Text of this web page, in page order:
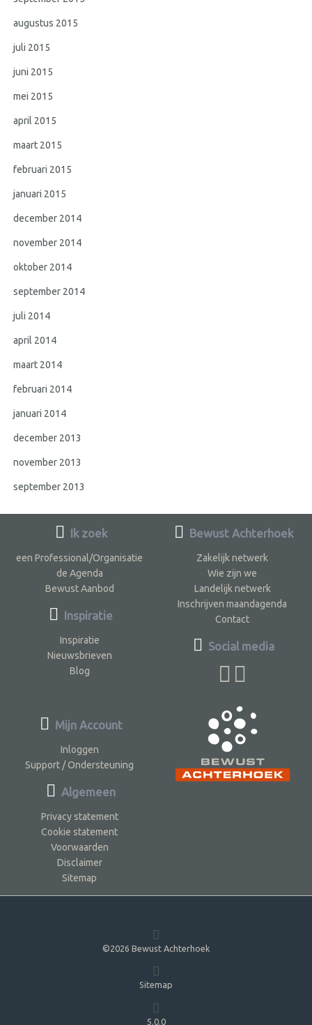
augustus 2015
juli 2015
juni 2015
mei 2015
april 2015
maart 2015
februari 2015
januari 2015
december 2014
november 2014
oktober 2014
september 2014
juli 2014
april 2014
maart 2014
februari 2014
januari 2014
december 2013
november 2013
september 2013
Ik zoek
een Professional/Organisatie
de Agenda
Bewust Aanbod
Inspiratie
Inspiratie
Nieuwsbrieven
Blog
Bewust Achterhoek
Zakelijk netwerk
Wie zijn we
Landelijk netwerk
Inschrijven maandagenda
Contact
Social media
Mijn Account
Inloggen
Support / Ondersteuning
Algemeen
Privacy statement
Cookie statement
Voorwaarden
Disclaimer
Sitemap
©2026 Bewust Achterhoek
Sitemap
5.0.0